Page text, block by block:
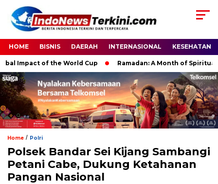
HOME BISNIS DAERAH INTERNASIONAL KESEHATAN
of the World Cup Ramadan: A Month of Spiritual
Home / Polri
Polsek Bandar Sei Kijang Sambangi
Petani Cabe, Dukung Ketahanan
Pangan Nasional